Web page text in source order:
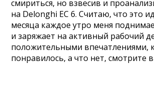
смириться, но взвесив и
на Delonghi EC 6. Считаю, что это
месяца каждое утро меня
и заряжает на активный рабочий
положительными впечатлениями,
понравилось, а что нет, смотрите